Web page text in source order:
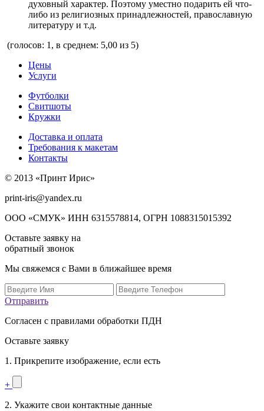
духовный характер. Поэтому уместно подарить ей что-
либо из религиозных принадлежностей, православную
литературу и т.д.
(голосов: 1, в среднем: 5,00 из 5)
Цены
Услуги
Футболки
Свитшоты
Кружки
Доставка и оплата
Требования к макетам
Контакты
© 2013 «Принт Ирис»
print-iris@yandex.ru
ООО «СМУК» ИНН 6315578814, ОГРН 1088315015392
Оставьте заявку на
обратный звонок
Мы свяжемся с Вами в ближайшее время
Отправить
Согласен с правилами обработки ПДН
Оставьте заявку
1. Прикрепите изображение, если есть
+
2. Укажите свои контактные данные